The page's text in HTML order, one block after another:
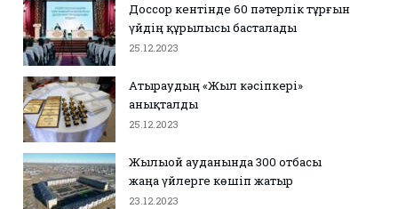
Доссор кентінде 60 пәтерлік тұрғын
үйдің құрылысы басталады
25.12.2023
Атыраудың «Жыл кәсіпкері»
анықталды
25.12.2023
Жылыой ауданында 300 отбасы
жаңа үйлерге көшіп жатыр
23.12.2023